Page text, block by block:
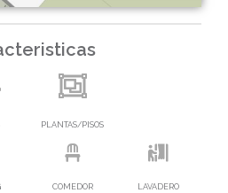
PLANTAS/PISOS
COMEDOR LAVADERO